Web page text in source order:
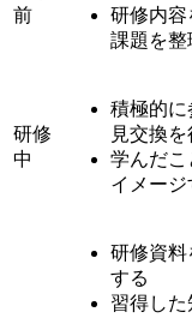
前
研修内容
課題を整
研修
中
積極的に
見交換を
学んだこ
イメージ
研修資料
する
習得し